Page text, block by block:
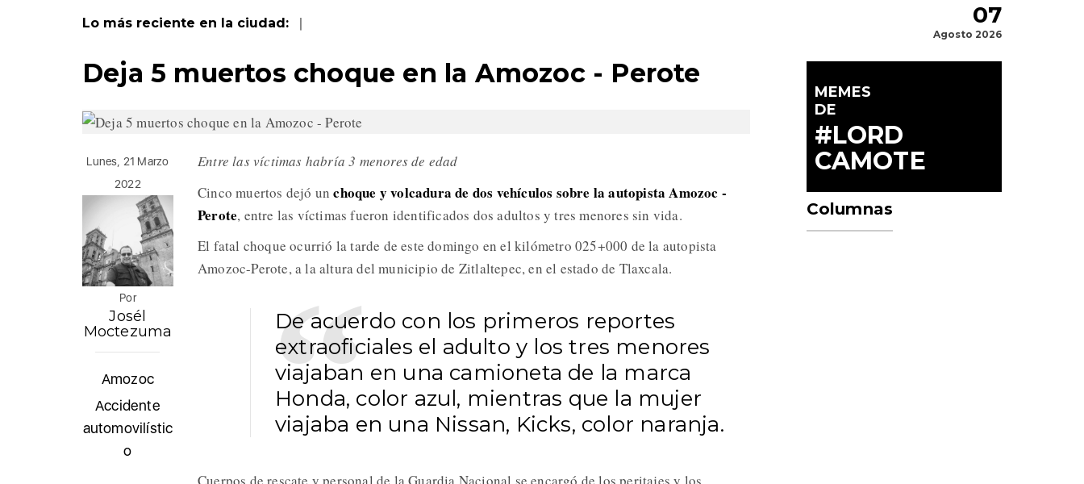
Lo más reciente en la ciudad: | 07
Agosto 2026
Deja 5 muertos choque en la Amozoc - Perote
Lunes, 21 Marzo
2022
Por
Josél
Moctezuma
Amozoc
Accidente
automovilístic
o
Entre las víctimas habría 3 menores de edad
Cinco muertos dejó un choque y volcadura de dos vehículos sobre la autopista Amozoc -
Perote, entre las víctimas fueron identificados dos adultos y tres menores sin vida.
El fatal choque ocurrió la tarde de este domingo en el kilómetro 025+000 de la autopista
Amozoc-Perote, a la altura del municipio de Zitlaltepec, en el estado de Tlaxcala.
De acuerdo con los primeros reportes
extraoficiales el adulto y los tres menores
viajaban en una camioneta de la marca
Honda, color azul, mientras que la mujer
viajaba en una Nissan, Kicks, color naranja.
MEMES
DE
#LORD
CAMOTE
Columnas